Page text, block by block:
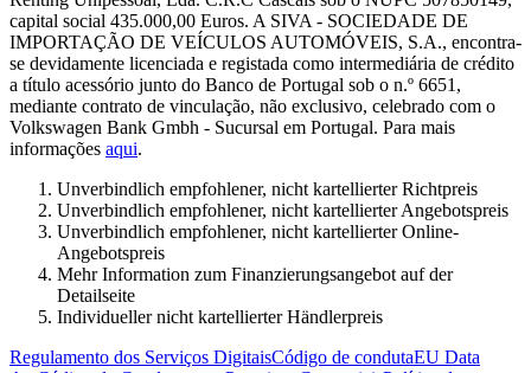
capital social 435.000,00 Euros. A SIVA - SOCIEDADE DE
IMPORTAÇÃO DE VEÍCULOS AUTOMÓVEIS, S.A., encontra-
se devidamente licenciada e registada como intermediária de crédito
a título acessório junto do Banco de Portugal sob o n.º 6651,
mediante contrato de vinculação, não exclusivo, celebrado com o
Volkswagen Bank Gmbh - Sucursal em Portugal. Para mais
informações aqui.
Unverbindlich empfohlener, nicht kartellierter Richtpreis
Unverbindlich empfohlener, nicht kartellierter Angebotspreis
Unverbindlich empfohlener, nicht kartellierter Online-
Angebotspreis
Mehr Information zum Finanzierungsangebot auf der
Detailseite
Individueller nicht kartellierter Händlerpreis
Regulamento dos Serviços DigitaisCódigo de condutaEU Data